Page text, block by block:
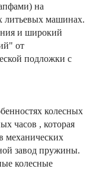
на
литьевых машинах.
и широкий
от
подложки с
колесных
часов , которая
механических
завод пружины.
колесные